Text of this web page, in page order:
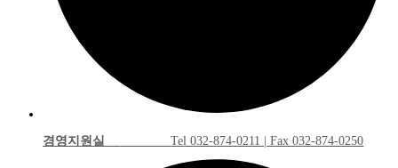
경영지원실 Tel 032-874-0211 | Fax 032-874-0250